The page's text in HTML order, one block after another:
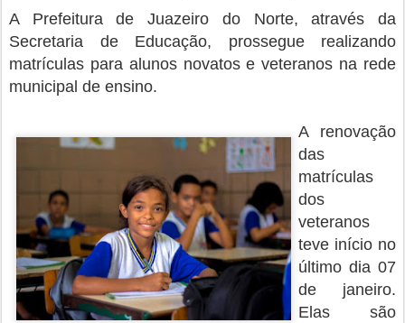
A Prefeitura de Juazeiro do Norte, através da
Secretaria de Educação, prossegue realizando
matrículas para alunos novatos e veteranos na rede
municipal de ensino.
A renovação
das
matrículas
dos
veteranos
teve início no
último dia 07
de janeiro.
Elas são